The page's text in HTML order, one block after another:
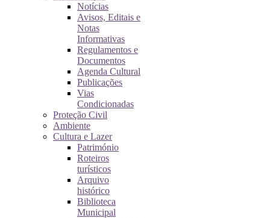
Notícias
Avisos, Editais e
Notas
Informativas
Regulamentos e
Documentos
Agenda Cultural
Publicações
Vias
Condicionadas
Proteção Civil
Ambiente
Cultura e Lazer
Património
Roteiros
turísticos
Arquivo
histórico
Biblioteca
Municipal